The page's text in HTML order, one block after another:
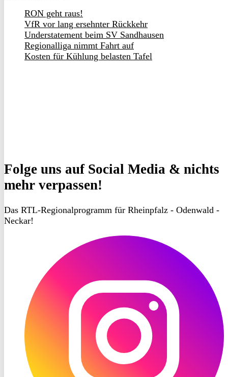
RON geht raus!
VfR vor lang ersehnter Rückkehr
Understatement beim SV Sandhausen
Regionalliga nimmt Fahrt auf
Kosten für Kühlung belasten Tafel
Folge uns auf Social Media & nichts
mehr verpassen!
Das RTL-Regionalprogramm für Rheinpfalz - Odenwald -
Neckar!
Instagram